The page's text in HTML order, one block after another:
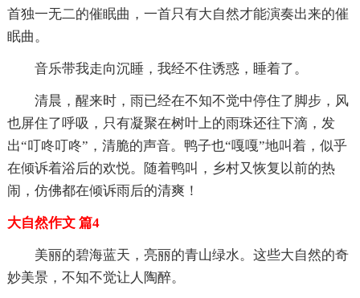
首独一无二的催眠曲，一首只有大自然才能演奏出来的催
眠曲。
音乐带我走向沉睡，我经不住诱惑，睡着了。
清晨，醒来时，雨已经在不知不觉中停住了脚步，风
也屏住了呼吸，只有凝聚在树叶上的雨珠还往下滴，发
出“叮咚叮咚”，清脆的声音。鸭子也“嘎嘎”地叫着，似乎
在倾诉着浴后的欢悦。随着鸭叫，乡村又恢复以前的热
闹，仿佛都在倾诉雨后的清爽！
大自然作文 篇4
美丽的碧海蓝天，亮丽的青山绿水。这些大自然的奇
妙美景，不知不觉让人陶醉。